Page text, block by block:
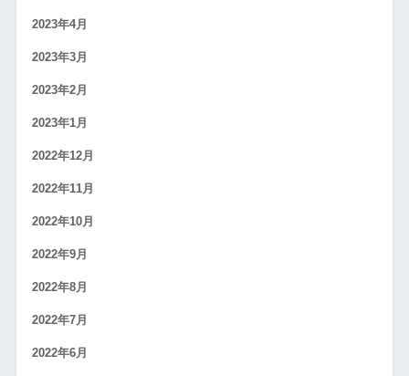
2023年4月
2023年3月
2023年2月
2023年1月
2022年12月
2022年11月
2022年10月
2022年9月
2022年8月
2022年7月
2022年6月